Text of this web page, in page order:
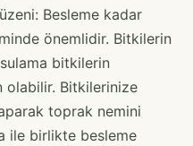
Besleme kadar
önemlidir. Bitkilerin
sulama bitkilerin
olabilir. Bitkilerinize
toprak nemini
ile birlikte besleme